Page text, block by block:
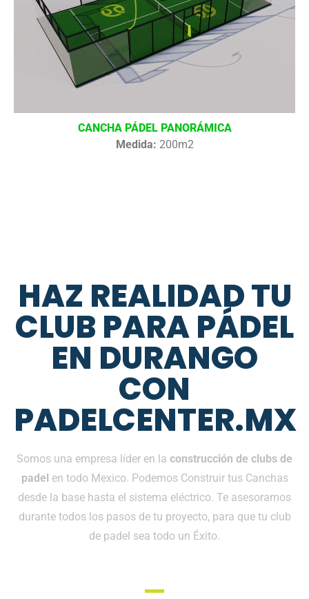
CANCHA PÁDEL PANORÁMICA
Medida: 200m2
HAZ REALIDAD TU
CLUB PARA PÁDEL
EN DURANGO
CON
PADELCENTER.MX
Somos una empresa líder en la construcción de clubs de
padel en todo Mexico. Podemos Construir tus Canchas
desde la base hasta el sistema eléctrico. Te asesoramos
durante todos los pasos de tu proyecto, para que tu club
de padel sea todo un Éxito.